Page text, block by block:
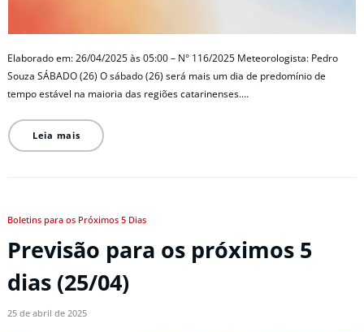
Elaborado em: 26/04/2025 às 05:00 – N° 116/2025 Meteorologista: Pedro
Souza SÁBADO (26) O sábado (26) será mais um dia de predomínio de
tempo estável na maioria das regiões catarinenses.…
Leia mais
Boletins para os Próximos 5 Dias
Previsão para os próximos 5
dias (25/04)
25 de abril de 2025